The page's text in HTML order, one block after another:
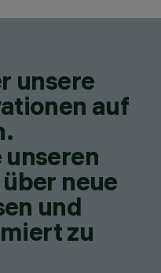
unsere
auf
neue
und
zu